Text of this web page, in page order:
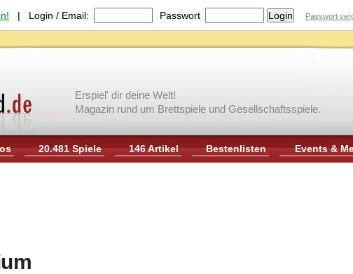
| Login / Email: Passwort Passwort
Erspiel' dir deine Welt!
Magazin rund um Brettspiele und Gesellschaftsspiele.
20.481 Spiele 146 Artikel Bestenlisten Events &